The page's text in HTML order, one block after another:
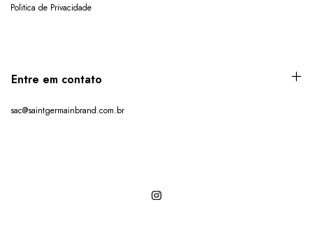
Politica de Privacidade
Entre em contato
sac@saintgermainbrand.com.br